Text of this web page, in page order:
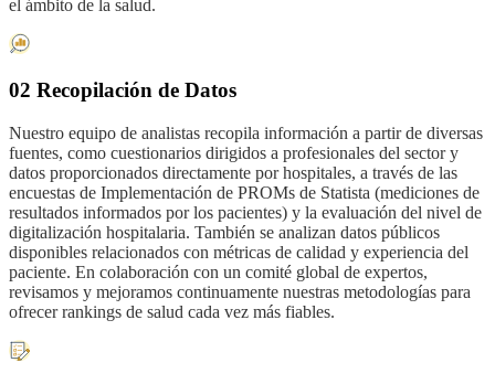
el ámbito de la salud.
02 Recopilación de Datos
Nuestro equipo de analistas recopila información a partir de diversas
fuentes, como cuestionarios dirigidos a profesionales del sector y
datos proporcionados directamente por hospitales, a través de las
encuestas de Implementación de PROMs de Statista (mediciones de
resultados informados por los pacientes) y la evaluación del nivel de
digitalización hospitalaria. También se analizan datos públicos
disponibles relacionados con métricas de calidad y experiencia del
paciente. En colaboración con un comité global de expertos,
revisamos y mejoramos continuamente nuestras metodologías para
ofrecer rankings de salud cada vez más fiables.